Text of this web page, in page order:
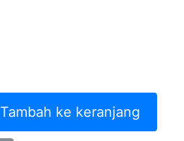
Tambah ke keranjang